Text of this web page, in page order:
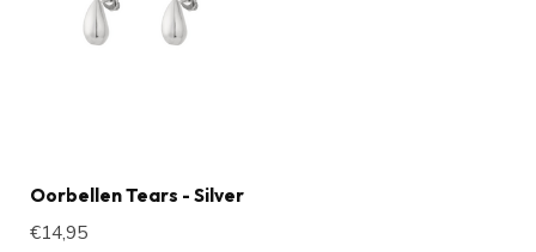
Oorbellen Tears - Silver
€14,95